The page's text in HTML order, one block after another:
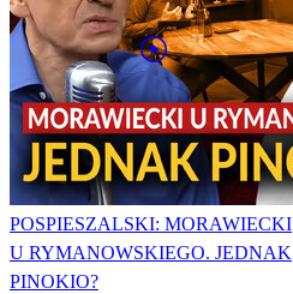
POSPIESZALSKI: MORAWIECKI
U RYMANOWSKIEGO. JEDNAK
PINOKIO?